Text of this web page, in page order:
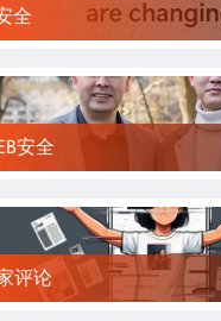
全
安全
评论